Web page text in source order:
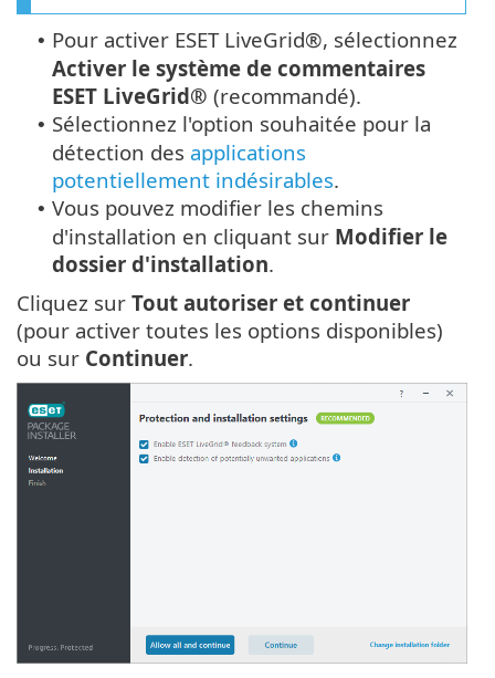
• Pour activer ESET LiveGrid®, sélectionnez
Activer le système de commentaires
ESET LiveGrid® (recommandé).
• Sélectionnez l'option souhaitée pour la
détection des applications
potentiellement indésirables.
• Vous pouvez modifier les chemins
d'installation en cliquant sur Modifier le
dossier d'installation.
Cliquez sur Tout autoriser et continuer
(pour activer toutes les options disponibles)
ou sur Continuer.